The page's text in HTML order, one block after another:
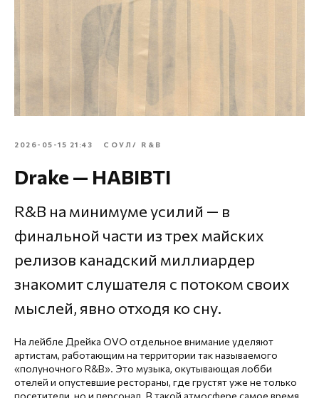
2026-05-15 21:43 СОУЛ/ R&B
Drake — HABIBTI
R&B на минимуме усилий — в
финальной части из трех майских
релизов канадский миллиардер
знакомит слушателя с потоком своих
мыслей, явно отходя ко сну.
На лейбле Дрейка OVO отдельное внимание уделяют
артистам, работающим на территории так называемого
«полуночного R&B». Это музыка, окутывающая лобби
отелей и опустевшие рестораны, где грустят уже не только
посетители, но и персонал. В такой атмосфере самое время